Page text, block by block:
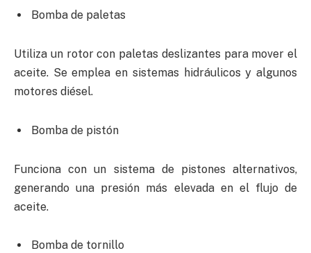
Bomba de paletas
Utiliza un rotor con paletas deslizantes para mover el
aceite. Se emplea en sistemas hidráulicos y algunos
motores diésel.
Bomba de pistón
Funciona con un sistema de pistones alternativos,
generando una presión más elevada en el flujo de
aceite.
Bomba de tornillo